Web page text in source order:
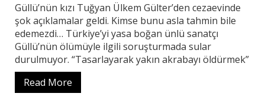
Güllü’nün kızı Tuğyan Ülkem Gülter’den cezaevinde
şok açıklamalar geldi. Kimse bunu asla tahmin bile
edemezdi… Türkiye’yi yasa boğan ünlü sanatçı
Güllü’nün ölümüyle ilgili soruşturmada sular
durulmuyor. “Tasarlayarak yakın akrabayı öldürmek”
Read More